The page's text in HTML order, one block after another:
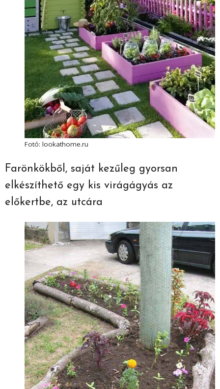
Fotó: lookathome.ru
Farönkökből, saját kezűleg gyorsan
elkészíthető egy kis virágágyás az
előkertbe, az utcára